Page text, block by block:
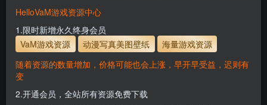
主流网盘——高速下载
支付页面打不开或支付后不跳转请联系QQ：3317425885
使用方法
解压后，放进文件夹AddonPackages即可，更多请看本
HelloVaM游戏资源中心
1.限时新增永久终身会员
VaM游戏资源
动漫写真美图壁纸
海量游戏资源
随着资源的数量增加，价格可能也会上涨，早开早受益，迟则有
变
2.开通会员，全站所有资源免费下载